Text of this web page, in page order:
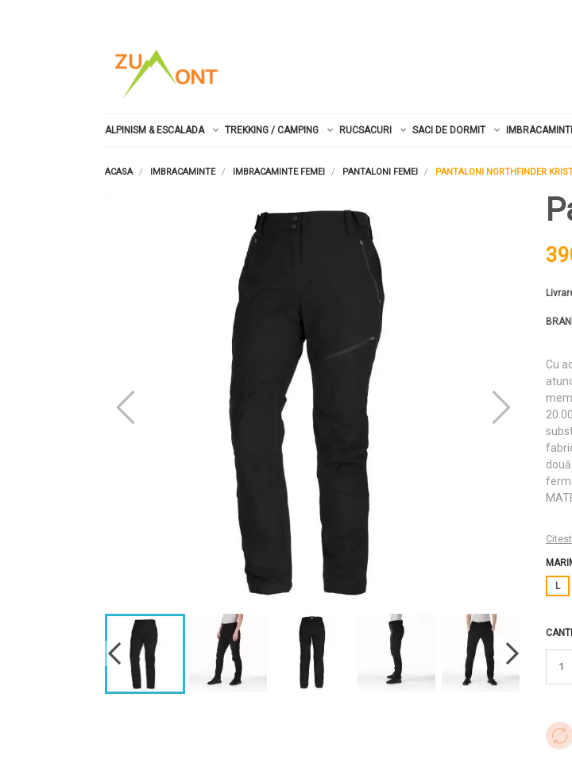
ALPINISM & ESCALADA TREKKING / CAMPING RUCSACURI SACI DE DORMIT
ACASA IMBRACAMINTE IMBRACAMINTE FEMEI PANTALONI FEMEI PANTALONI NORTHFINDER
Cu
L